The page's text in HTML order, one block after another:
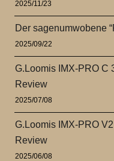
2025/11/23
Der sagenumwobene
2025/09/22
G.Loomis IMX-PRO C
Review
2025/07/08
G.Loomis IMX-PRO
Review
2025/06/08